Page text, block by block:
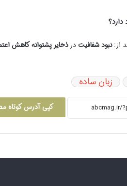
دارد؟
از:نبود شفافیتدرذخایر پشتوانه کاهش
زبان ساده
کپی آدرس کوتاه